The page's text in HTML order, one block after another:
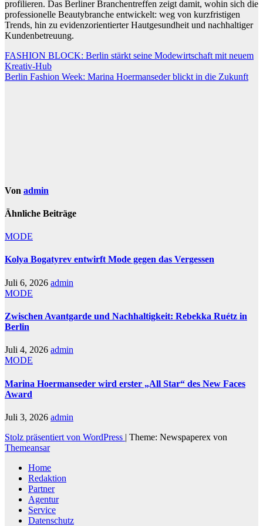
profilieren. Das Berliner Branchentreffen zeigt damit, wohin sich die
professionelle Beautybranche entwickelt: weg von kurzfristigen
Trends, hin zu evidenzorientierter Hautgesundheit und nachhaltiger
Kundenbetreuung.
Beitragsnavigation
FASHION BLOCK: Berlin stärkt seine Modewirtschaft mit neuem
Kreativ-Hub
Berlin Fashion Week: Marina Hoermanseder blickt in die Zukunft
Von admin
Ähnliche Beiträge
MODE
Kolya Bogatyrev entwirft Mode gegen das Vergessen
Juli 6, 2026 admin
MODE
Zwischen Avantgarde und Nachhaltigkeit: Rebekka Ruétz in
Berlin
Juli 4, 2026 admin
MODE
Marina Hoermanseder wird erster „All Star“ des New Faces
Award
Juli 3, 2026 admin
Stolz präsentiert von WordPress | Theme: Newspaperex von
Themeansar
Home
Redaktion
Partner
Agentur
Service
Datenschutz